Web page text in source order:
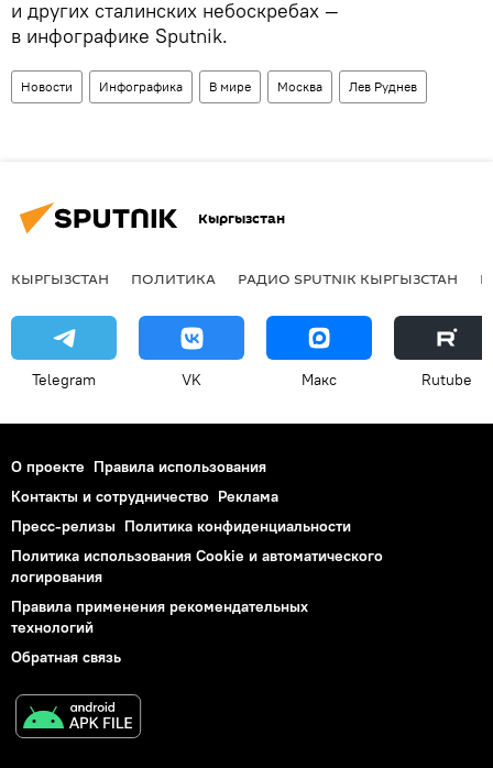
и других сталинских небоскребах —
в инфографике Sputnik.
Новости Инфографика В мире Москва Лев Руднев
Кыргызстан
КЫРГЫЗСТАН ПОЛИТИКА РАДИО SPUTNIK КЫРГЫЗСТАН
Telegram VK Макс Rutube
О проекте Правила использования
Контакты и сотрудничество Реклама
Пресс-релизы Политика конфиденциальности
Политика использования Cookie и автоматического
логирования
Правила применения рекомендательных
технологий
Обратная связь